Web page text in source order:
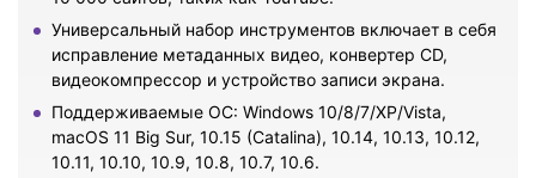
Универсальный набор инструментов включает в себя
исправление метаданных видео, конвертер CD,
видеокомпрессор и устройство записи экрана.
Поддерживаемые ОС: Windows 10/8/7/XP/Vista,
macOS 11 Big Sur, 10.15 (Catalina), 10.14, 10.13, 10.12,
10.11, 10.10, 10.9, 10.8, 10.7, 10.6.